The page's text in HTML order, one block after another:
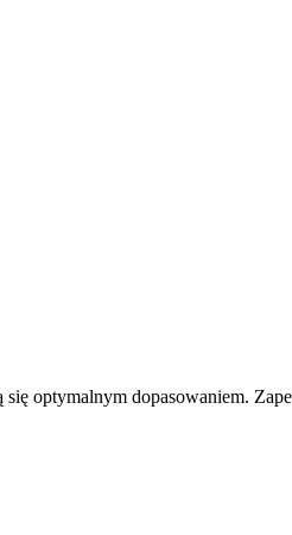
optymalnym dopasowaniem.